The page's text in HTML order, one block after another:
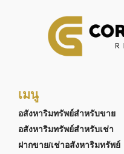
เมนู
อสังหาริมทรัพย์สำหรับขาย
อสังหาริมทรัพย์สำหรับเช่า
ฝากขาย/เช่าอสังหาริมทรัพย์